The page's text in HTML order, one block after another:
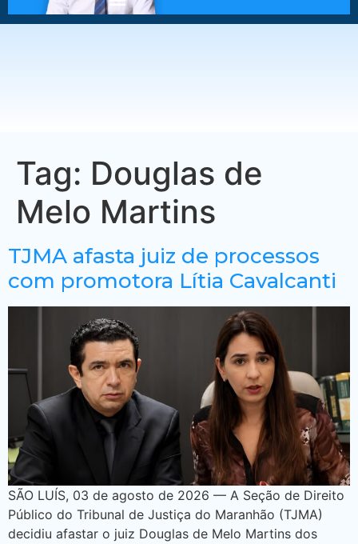
Tag: Douglas de
Melo Martins
TJMA afasta juiz de processos
com promotora Lítia Cavalcanti
SÃO LUÍS, 03 de agosto de 2026 — A Seção de Direito
Público do Tribunal de Justiça do Maranhão (TJMA)
decidiu afastar o juiz Douglas de Melo Martins dos